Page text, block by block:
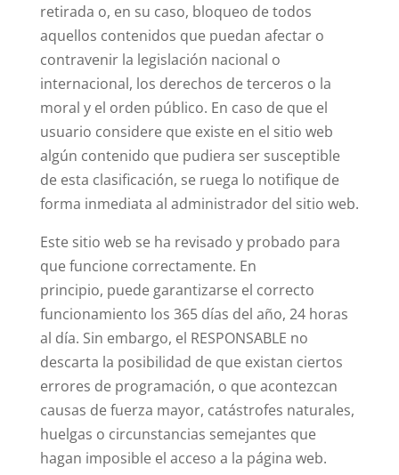
retirada o, en su caso, bloqueo de todos
aquellos contenidos que puedan afectar o
contravenir la legislación nacional o
internacional, los derechos de terceros o la
moral y el orden público. En caso de que el
usuario considere que existe en el sitio web
algún contenido que pudiera ser susceptible
de esta clasificación, se ruega lo notifique de
forma inmediata al administrador del sitio web.
Este sitio web se ha revisado y probado para
que funcione correctamente. En
principio, puede garantizarse el correcto
funcionamiento los 365 días del año, 24 horas
al día. Sin embargo, el RESPONSABLE no
descarta la posibilidad de que existan ciertos
errores de programación, o que acontezcan
causas de fuerza mayor, catástrofes naturales,
huelgas o circunstancias semejantes que
hagan imposible el acceso a la página web.